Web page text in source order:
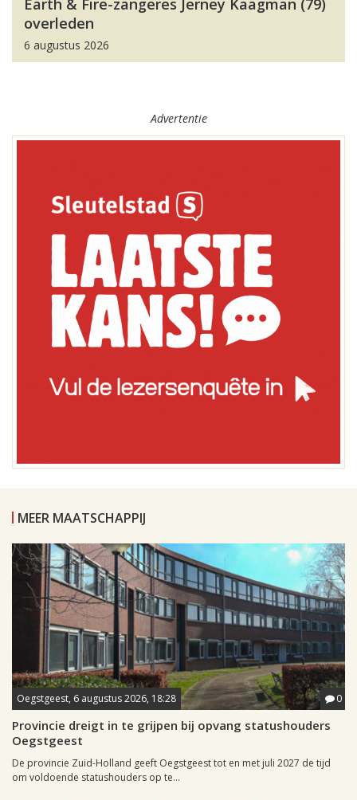
Earth & Fire-zangeres Jerney Kaagman (79)
overleden
6 augustus 2026
Advertentie
MEER MAATSCHAPPIJ
Oegstgeest, 6 augustus 2026, 18:28 0
Provincie dreigt in te grijpen bij opvang statushouders
Oegstgeest
De provincie Zuid-Holland geeft Oegstgeest tot en met juli 2027 de tijd
om voldoende statushouders op te...